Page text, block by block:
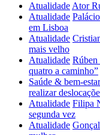
Atualidade Ator
Atualidade
em Lisboa
Atualidade
mais velho
Atualidade Rúben
quatro a caminho”
Saúde & bem-estar
realizar
Atualidade Filipa
segunda vez
Atualidade